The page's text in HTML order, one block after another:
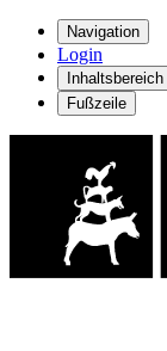
Navigation
Login
Inhaltsbereich
Fußzeile